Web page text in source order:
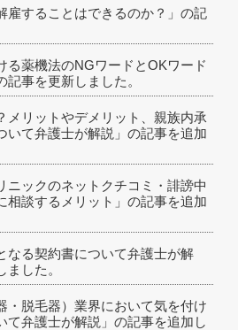
雇することはできるのか？」の記
る薬機法のNGワードとOKワード
記事を更新しました。
メリットやデメリット、親族内承
いて弁護士が解説」の記事を追加
ニックのネットクチコミ・誹謗中
相談するメリット」の記事を追加
なる契約書について弁護士が解
した。
・脱毛器）業界において気を付け
て弁護士が解説」の記事を追加し